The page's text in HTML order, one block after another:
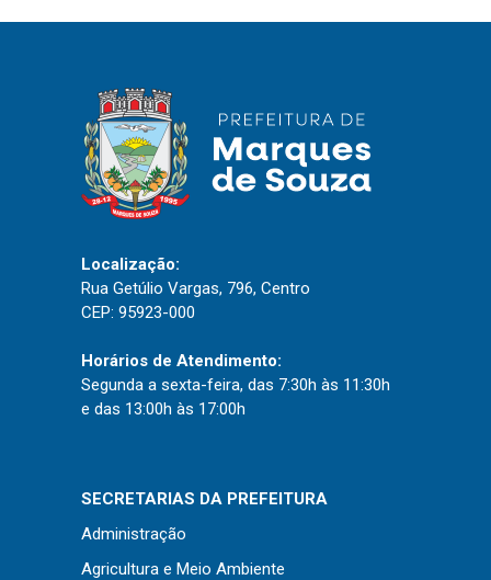
Nota Fiscal Eletrônica
Portal do Cidadão
Portal do Servidor
Diário Oficial (Novo)
Diário Oficial (Até 30/04)
Recursos Humanos
Processo Seletivo
Instruções Normativas
Licitações
Dispensas e Inexigibilidades
Localização:
Rua Getúlio Vargas, 796, Centro
CEP: 95923-000
Horários de Atendimento:
Segunda a sexta-feira, das 7:30h às 11:30h
e das 13:00h às 17:00h
SECRETARIAS DA PREFEITURA
Administração
Agricultura e Meio Ambiente